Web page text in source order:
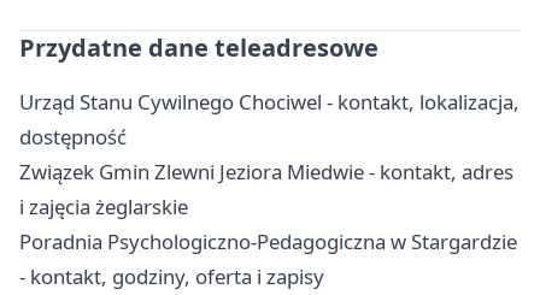
Przydatne dane teleadresowe
Urząd Stanu Cywilnego Chociwel - kontakt, lokalizacja,
dostępność
Związek Gmin Zlewni Jeziora Miedwie - kontakt, adres
i zajęcia żeglarskie
Poradnia Psychologiczno-Pedagogiczna w Stargardzie
- kontakt, godziny, oferta i zapisy